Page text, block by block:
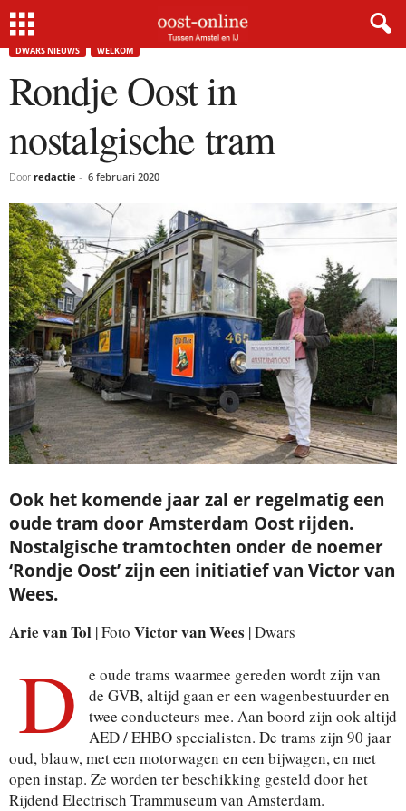
Home Rondje Oost in nostalgische tram
DWARS NIEUWS WELKOM
Rondje Oost in
nostalgische tram
Door redactie - 6 februari 2020
Ook het komende jaar zal er regelmatig een
oude tram door Amsterdam Oost rijden.
Nostalgische tramtochten onder de noemer
‘Rondje Oost’ zijn een initiatief van Victor van
Wees.
Arie van Tol | Foto Victor van Wees | Dwars
D
e oude trams waarmee gereden wordt zijn van
de GVB, altijd gaan er een wagenbestuurder en
twee conducteurs mee. Aan boord zijn ook altijd
AED / EHBO specialisten. De trams zijn 90 jaar
oud, blauw, met een motorwagen en een bijwagen, en met
open instap. Ze worden ter beschikking gesteld door het
Rijdend Electrisch Trammuseum van Amsterdam.